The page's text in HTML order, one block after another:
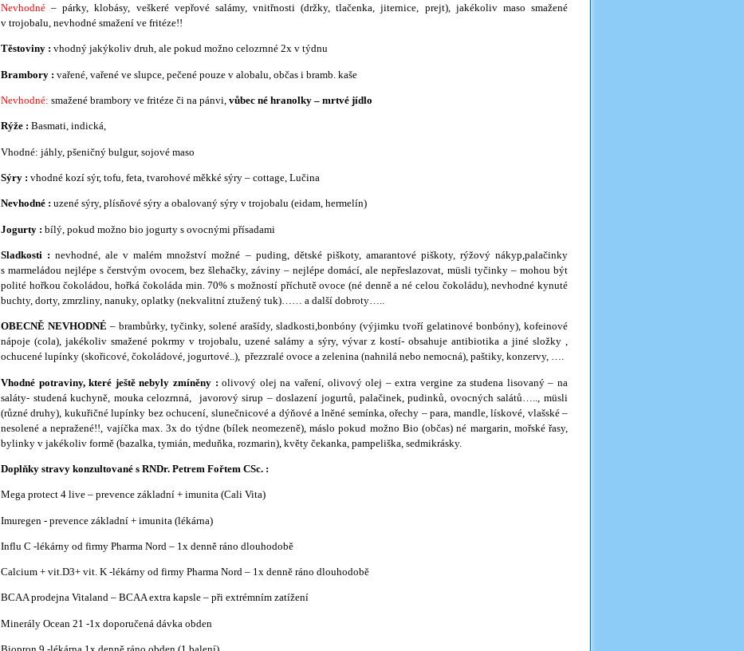
Nevhodné – párky, klobásy, veškeré vepřové salámy, vnitřnosti (držky, tlačenka, jiternice, prejt), jakékoliv maso smažené
v trojobalu, nevhodné smažení ve fritéze!!
Těstoviny : vhodný jakýkoliv druh, ale pokud možno celozrnné 2x v týdnu
Brambory : vařené, vařené ve slupce, pečené pouze v alobalu, občas i bramb. kaše
Nevhodné: smažené brambory ve fritéze či na pánvi, vůbec né hranolky – mrtvé jídlo
Rýže : Basmati, indická,
Vhodné: jáhly, pšeničný bulgur, sojové maso
Sýry : vhodné kozí sýr, tofu, feta, tvarohové měkké sýry – cottage, Lučina
Nevhodné : uzené sýry, plísňové sýry a obalovaný sýry v trojobalu (eidam, hermelín)
Jogurty : bílý, pokud možno bio jogurty s ovocnými přísadami
Sladkosti :nevhodné, ale v malém množství možné – puding, dětské piškoty, amarantové piškoty, rýžový nákyp,palačinky
s marmeládou nejlépe s čerstvým ovocem, bez šlehačky, záviny – nejlépe domácí, ale nepřeslazovat, müsli tyčinky – mohou být
polité hořkou čokoládou, hořká čokoláda min. 70% s možností příchutě ovoce (né denně a né celou čokoládu), nevhodné kynuté
buchty, dorty, zmrzliny, nanuky, oplatky (nekvalitní ztužený tuk)…… a další dobroty…..
OBECNĚ NEVHODNÉ – brambůrky, tyčinky, solené arašídy, sladkosti,bonbóny (výjimku tvoří gelatinové bonbóny), kofeinové
nápoje (cola), jakékoliv smažené pokrmy v trojobalu, uzené salámy a sýry, vývar z kostí- obsahuje antibiotika a jiné složky ,
ochucené lupínky (skořicové, čokoládové, jogurtové..), přezzralé ovoce a zelenina (nahnilá nebo nemocná), paštiky, konzervy, ….
Vhodné potraviny, které ještě nebyly zmíněny : olivový olej na vaření, olivový olej – extra vergine za studena lisovaný – na
saláty- studená kuchyně, mouka celozrnná, javorový sirup – doslazení jogurtů, palačinek, pudinků, ovocných salátů….., müsli
(různé druhy), kukuřičné lupínky bez ochucení, slunečnicové a dýňové a lněné semínka, ořechy – para, mandle, lískové, vlašské –
nesolené a nepražené!!, vajíčka max. 3x do týdne (bílek neomezeně), máslo pokud možno Bio (občas) né margarin, mořské řasy,
bylinky v jakékoliv formě (bazalka, tymián, meduňka, rozmarin), květy čekanka, pampeliška, sedmikrásky.
Doplňky stravy konzultované s RNDr. Petrem Fořtem CSc. :
Mega protect 4 live – prevence základní + imunita (Cali Vita)
Imuregen - prevence základní + imunita (lékárna)
Influ C -lékárny od firmy Pharma Nord – 1x denně ráno dlouhodobě
Calcium + vit.D3+ vit. K -lékárny od firmy Pharma Nord – 1x denně ráno dlouhodobě
BCAA prodejna Vitaland – BCAA extra kapsle – při extrémním zatížení
Minerály Ocean 21 -1x doporučená dávka obden